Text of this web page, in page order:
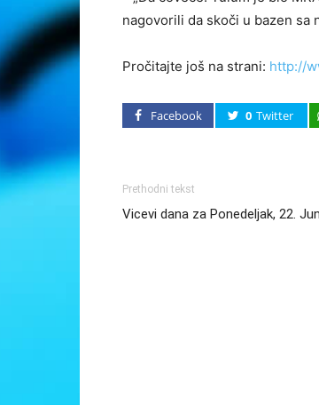
nagovorili da skoči u bazen sa
Pročitajte još na strani: http://
Facebook 0 Twitter
Prethodni tekst
Vicevi dana za Ponedeljak, 22.